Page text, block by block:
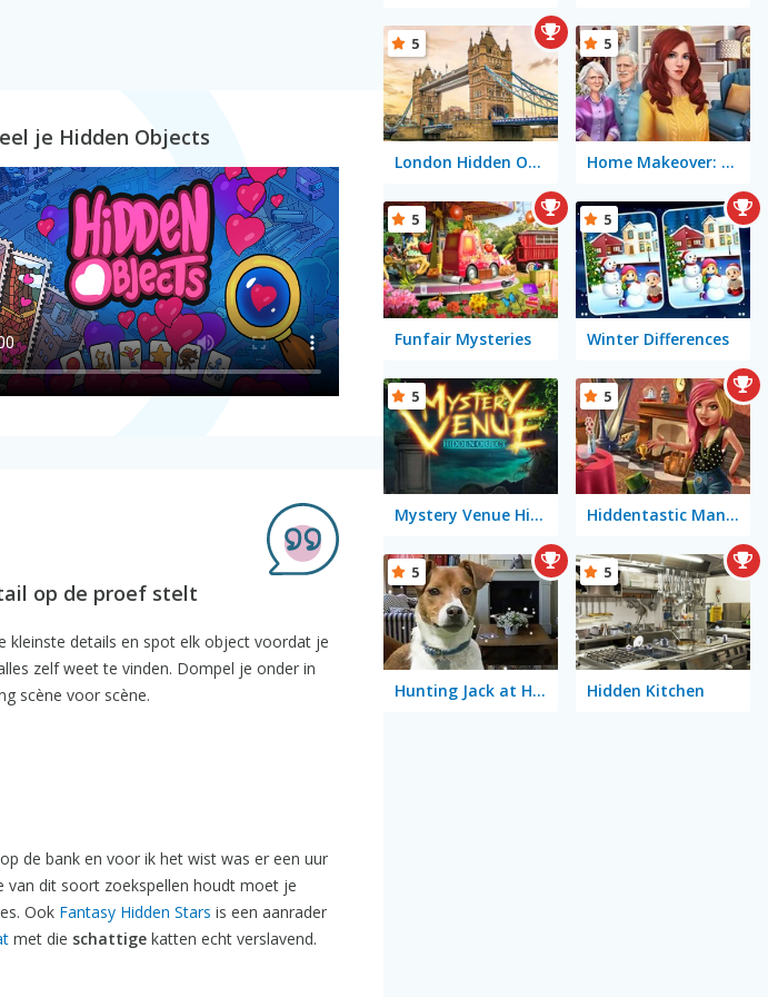
je Hidden Objects
op de proef stelt
kleinste details en spot elk object voordat je
zelf weet te vinden. Dompel je onder in
scène voor scène.
de bank en voor ik het wist was er een uur
van dit soort zoekspellen houdt moet je
Ook Fantasy Hidden Stars is een aanrader
met die schattige katten echt verslavend.
London Hidden Objects
5
Home Makeover: Hidden Object
5
Funfair Mysteries
5
Winter Differences
5
Mystery Venue Hidden Object
5
Hiddentastic Mansion
5
Hunting Jack at Home
5
Hidden Kitchen
5